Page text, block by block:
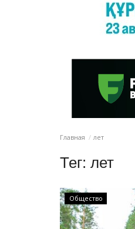
Главная лет
Тег: лет
Общество